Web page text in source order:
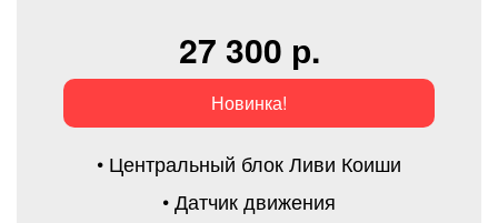
27 300 р.
Новинка!
• Центральный блок Ливи Коиши
• Датчик движения